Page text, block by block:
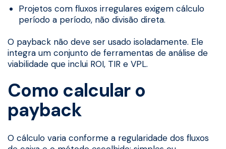
Projetos com fluxos irregulares exigem cálculo
período a período, não divisão direta.
O payback não deve ser usado isoladamente. Ele
integra um conjunto de ferramentas de análise de
viabilidade que inclui ROI, TIR e VPL.
Como calcular o
payback
O cálculo varia conforme a regularidade dos fluxos